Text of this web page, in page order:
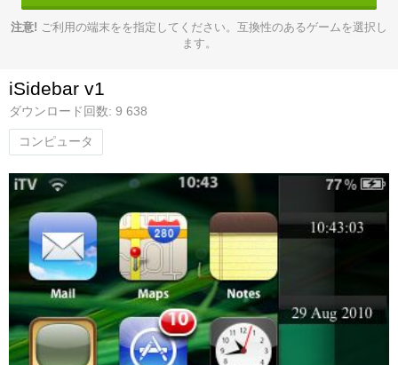
注意! ご利用の端末をを指定してください。互換性のあるゲームを選択し
ます。
iSidebar v1
ダウンロード回数: 9 638
コンピュータ